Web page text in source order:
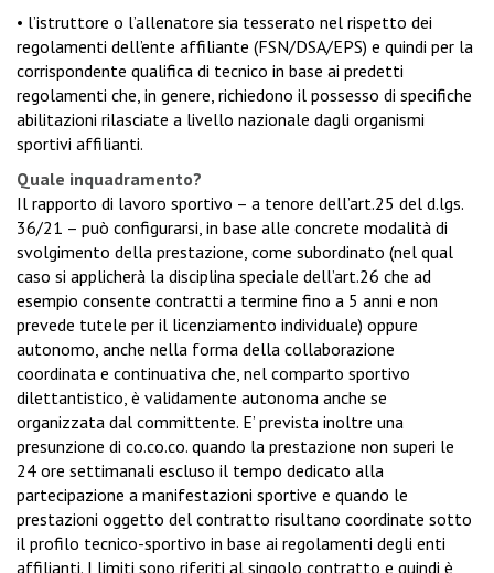
• l’istruttore o l’allenatore sia tesserato nel rispetto dei
regolamenti dell’ente affiliante (FSN/DSA/EPS) e quindi per la
corrispondente qualifica di tecnico in base ai predetti
regolamenti che, in genere, richiedono il possesso di specifiche
abilitazioni rilasciate a livello nazionale dagli organismi
sportivi affilianti.
Quale inquadramento?
Il rapporto di lavoro sportivo – a tenore dell’art.25 del d.lgs.
36/21 – può configurarsi, in base alle concrete modalità di
svolgimento della prestazione, come subordinato (nel qual
caso si applicherà la disciplina speciale dell’art.26 che ad
esempio consente contratti a termine fino a 5 anni e non
prevede tutele per il licenziamento individuale) oppure
autonomo, anche nella forma della collaborazione
coordinata e continuativa che, nel comparto sportivo
dilettantistico, è validamente autonoma anche se
organizzata dal committente. E’ prevista inoltre una
presunzione di co.co.co. quando la prestazione non superi le
24 ore settimanali escluso il tempo dedicato alla
partecipazione a manifestazioni sportive e quando le
prestazioni oggetto del contratto risultano coordinate sotto
il profilo tecnico-sportivo in base ai regolamenti degli enti
affilianti. I limiti sono riferiti al singolo contratto e quindi è